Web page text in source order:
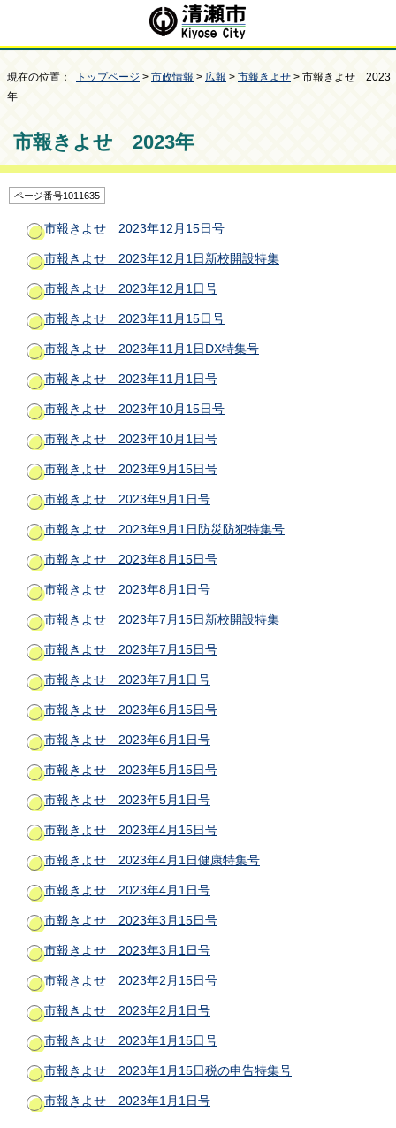
現在の位置： トップページ > 市政情報 > 広報 > 市報きよせ > 市報きよせ 2023
年
市報きよせ 2023年
ページ番号1011635
市報きよせ 2023年12月15日号
市報きよせ 2023年12月1日新校開設特集
市報きよせ 2023年12月1日号
市報きよせ 2023年11月15日号
市報きよせ 2023年11月1日DX特集号
市報きよせ 2023年11月1日号
市報きよせ 2023年10月15日号
市報きよせ 2023年10月1日号
市報きよせ 2023年9月15日号
市報きよせ 2023年9月1日号
市報きよせ 2023年9月1日防災防犯特集号
市報きよせ 2023年8月15日号
市報きよせ 2023年8月1日号
市報きよせ 2023年7月15日新校開設特集
市報きよせ 2023年7月15日号
市報きよせ 2023年7月1日号
市報きよせ 2023年6月15日号
市報きよせ 2023年6月1日号
市報きよせ 2023年5月15日号
市報きよせ 2023年5月1日号
市報きよせ 2023年4月15日号
市報きよせ 2023年4月1日健康特集号
市報きよせ 2023年4月1日号
市報きよせ 2023年3月15日号
市報きよせ 2023年3月1日号
市報きよせ 2023年2月15日号
市報きよせ 2023年2月1日号
市報きよせ 2023年1月15日号
市報きよせ 2023年1月15日税の申告特集号
市報きよせ 2023年1月1日号